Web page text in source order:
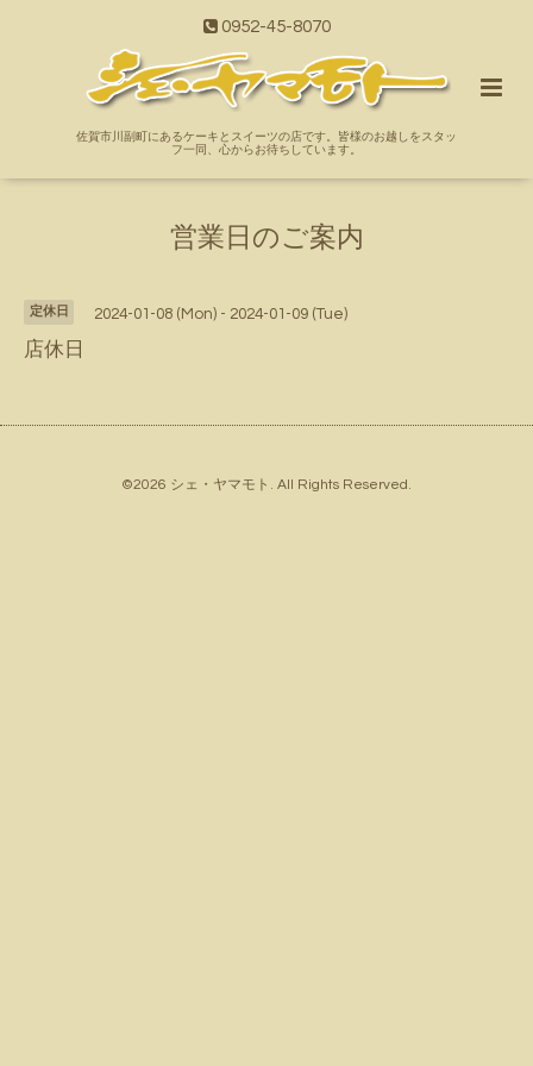
0952-45-8070
佐賀市川副町にあるケーキとスイーツの店です。皆様のお越しをスタッ
フ一同、心からお待ちしています。
営業日のご案内
定休日 2024-01-08 (Mon) - 2024-01-09 (Tue)
店休日
©2026 シェ・ヤマモト . All Rights Reserved.